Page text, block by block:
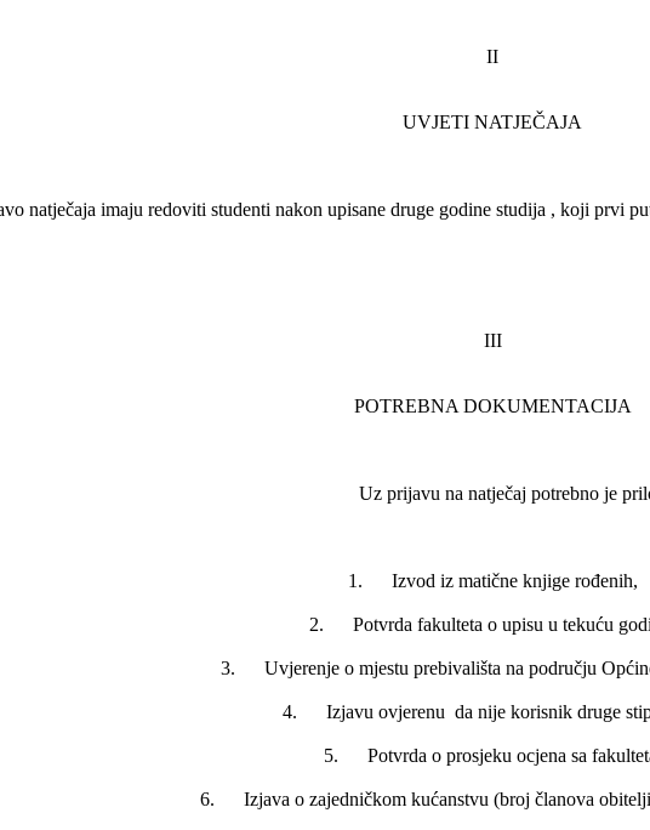
II
UVJETI NATJEČAJA
imaju redoviti studenti nakon upisane druge godine studija , koji prvi
III
POTREBNA DOKUMENTACIJA
Uz prijavu na natječaj potrebno je
1. Izvod iz matične knjige rođenih,
2. Potvrda fakulteta o upisu u tekuću
3. Uvjerenje o mjestu prebivališta na području
4. Izjavu ovjerenu da nije korisnik druge
5. Potvrda o prosjeku ocjena sa
6. Izjava o zajedničkom kućanstvu (broj članova